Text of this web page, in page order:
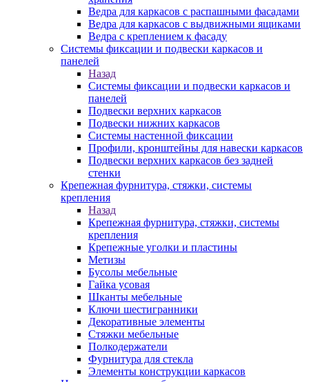
Ведра для каркасов с распашными фасадами
Ведра для каркасов с выдвижными ящиками
Ведра с креплением к фасаду
Системы фиксации и подвески каркасов и
панелей
Назад
Системы фиксации и подвески каркасов и
панелей
Подвески верхних каркасов
Подвески нижних каркасов
Системы настенной фиксации
Профили, кронштейны для навески каркасов
Подвески верхних каркасов без задней
стенки
Крепежная фурнитура, стяжки, системы
крепления
Назад
Крепежная фурнитура, стяжки, системы
крепления
Крепежные уголки и пластины
Метизы
Бусолы мебельные
Гайка усовая
Шканты мебельные
Ключи шестигранники
Декоративные элементы
Стяжки мебельные
Полкодержатели
Фурнитура для стекла
Элементы конструкции каркасов